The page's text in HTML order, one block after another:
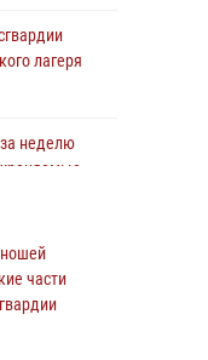
лагеря
неделю
дня" на
года.
присягу в
части